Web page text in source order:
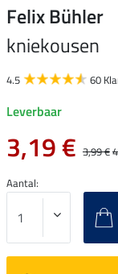
Felix Bühler
kniekousen
4.5 60
Leverbaar
3,19 € 3,99 €
Aantal: